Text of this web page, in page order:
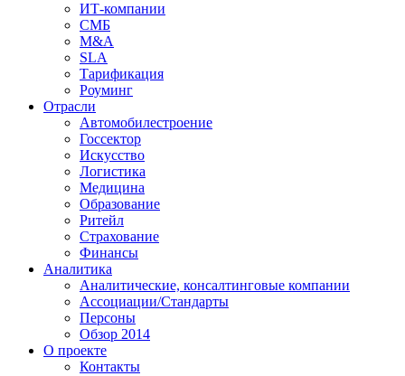
ИТ-компании
СМБ
M&A
SLA
Тарификация
Роуминг
Отрасли
Автомобилестроение
Госсектор
Искусство
Логистика
Медицина
Образование
Ритейл
Страхование
Финансы
Аналитика
Аналитические, консалтинговые компании
Ассоциации/Стандарты
Персоны
Обзор 2014
О проекте
Контакты